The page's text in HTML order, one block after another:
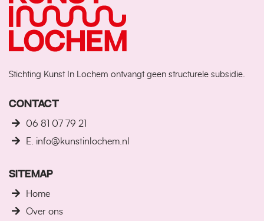
Stichting Kunst In Lochem ontvangt geen structurele subsidie.
CONTACT
06 81 07 79 21
E. info@kunstinlochem.nl
SITEMAP
Home
Over ons